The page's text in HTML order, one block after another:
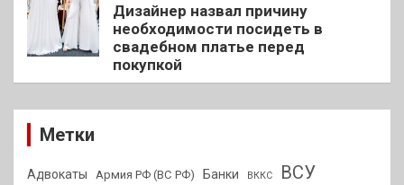
Дизайнер назвал причину
необходимости посидеть в
свадебном платье перед
покупкой
Метки
Адвокаты Армия РФ (ВС РФ) Банки ВККС ВСУ